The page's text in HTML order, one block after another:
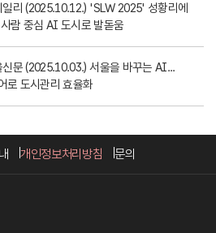
일리 (2025.10.12.) 'SLW 2025' 성황리에
람 중심 AI 도시로 발돋움
신문 (2025.10.03.) 서울을 바꾸는 AI...
로 도시관리 효율화
개인정보처리방침 문의